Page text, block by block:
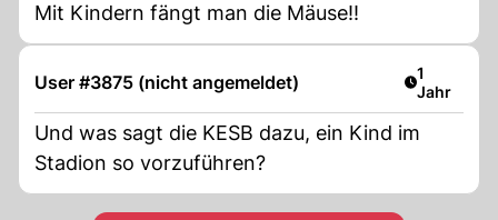
Mit Kindern fängt man die Mäuse!!
User #3875 (nicht angemeldet) Artikel
1
Jahr
Und was sagt die KESB dazu, ein Kind im
Stadion so vorzuführen?